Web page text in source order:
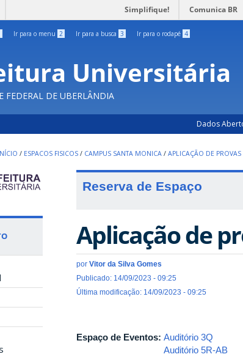
Simplifique! Comunica BR
Ir para o menu 2 Ir para a busca 3 Ir para o rodapé 4
Universitária
FEDERAL DE UBERLÂNDIA
Dados
/ ESPACOS FISICOS / CAMPUS SANTA MONICA / APLICAÇÃO DE
Reserva de Espaço
Aplicação de
por Vitor da Silva Gomes
Publicado: 14/09/2023 - 09:25
Última modificação: 14/09/2023 - 09:25
Espaço de Eventos: Auditório 3Q
Auditório 5R-AB